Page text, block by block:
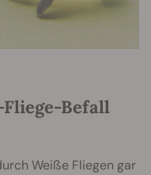
Befall
Weiße Fliegen gar